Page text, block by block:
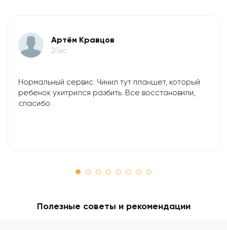
Артём Кравцов
2Гис
Нормальный сервис. Чинил тут планшет, который
ребенок ухитрился разбить. Все восстановили,
спасибо.
Полезные советы и рекомендации